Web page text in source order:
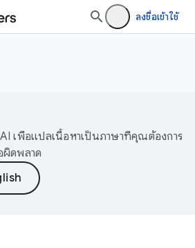
ลงชื่อเข้าใช้
เพื่อแปลเนื้อหาเป็นภาษาที่คุณต้องการ
ผิดพลาด